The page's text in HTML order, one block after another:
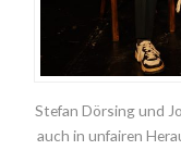
Stefan Dörsing und
auch in unfairen